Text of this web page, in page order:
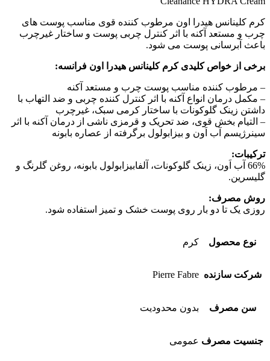
کرم کلینانس هیدرا اون مرطوب کننده قوی مناسب پوست های
چرب و مستعد آکنه با اثر کنترل چربی پوست و ساختار غیرچرب
باعث آبرسانی پوست می شود.
برخی از خواص کلیدی کرم کلینانس هیدرا اون فرانسه:
– مرطوب کننده مناسب پوست چرب و مستعد آکنه
– مکمل درمان انواع آکنه با اثر کنترل کننده چربی و ضد التهاب با
داشتن زینک گلوکونات با ساختار کرمی سبک، غیرچرب
– التیام بخش قوی، ضد تحریک و قرمزی ناشی از درمان آکنه با اثر
سینرژیسم آب اَون و بیزابولول برگرفته از عصاره بابونه
ترکیبات:
66% آب اَون، زینک گلوکونات، آلفابیزابولول بابونه، روغن گلرنگ و
گلیسرین.
روش مصرف:
روزی یک تا دو بار روی پوست خشک و تمیز استفاده شود.
نوع محصول کرم
شرکت سازنده Pierre Fabre
سن مصرف بدون محدودیت
جنسیت مصرف عمومی